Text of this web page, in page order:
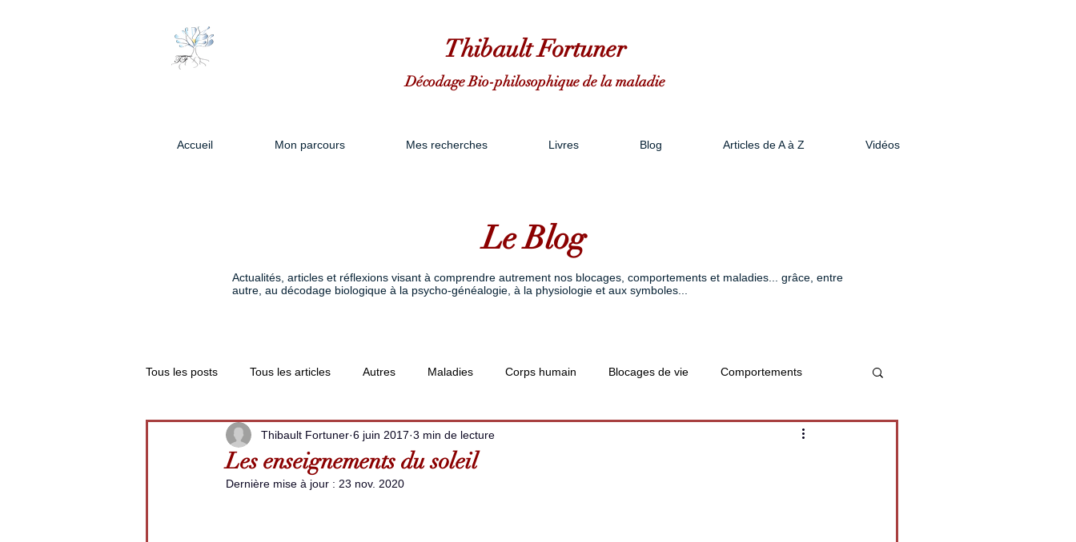
Thibault Fortuner
Décodage Bio-philosophique de la maladie
Accueil Mon parcours Mes recherches Livres Blog Articles de A à Z Vidéos
Le Blog
Actualités, articles et réflexions visant à comprendre autrement nos blocages, comportements et maladies... grâce, entre
autre, au décodage biologique à la psycho-généalogie, à la physiologie et aux symboles...
Tous les posts Tous les articles Autres Maladies Corps humain Blocages de vie Comportements
Les enseignements du soleil
Thibault Fortuner 6 juin 2017 3 min de lecture
Dernière mise à jour : 23 nov. 2020